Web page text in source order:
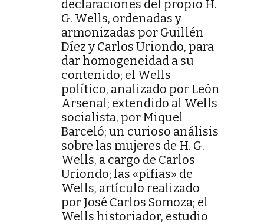
declaraciones del propio H.
G. Wells, ordenadas y
armonizadas por Guillén
Díez y Carlos Uriondo, para
dar homogeneidad a su
contenido; el Wells
político, analizado por León
Arsenal; extendido al Wells
socialista, por Miquel
Barceló; un curioso análisis
sobre las mujeres de H. G.
Wells, a cargo de Carlos
Uriondo; las «pifias» de
Wells, artículo realizado
por José Carlos Somoza; el
Wells historiador, estudio